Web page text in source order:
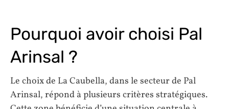
Pourquoi avoir choisi Pal
Arinsal ?
Le choix de La Caubella, dans le secteur de Pal
Arinsal, répond à plusieurs critères stratégiques.